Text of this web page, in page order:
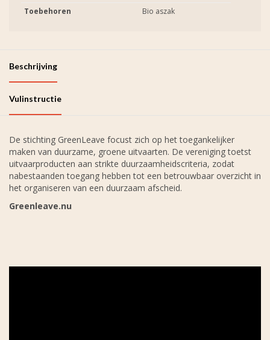
Toebehoren
Bio aszak
Beschrijving
Vulinstructie
De stichting GreenLeave focust zich op het toegankelijker
maken van duurzame, groene uitvaarten. De vereniging toetst
uitvaarproducten aan strikte duurzaamheidscriteria, zodat
nabestaanden toegang hebben tot een betrouwbaar overzicht in
het organiseren van een duurzaam afscheid.
Greenleave.nu